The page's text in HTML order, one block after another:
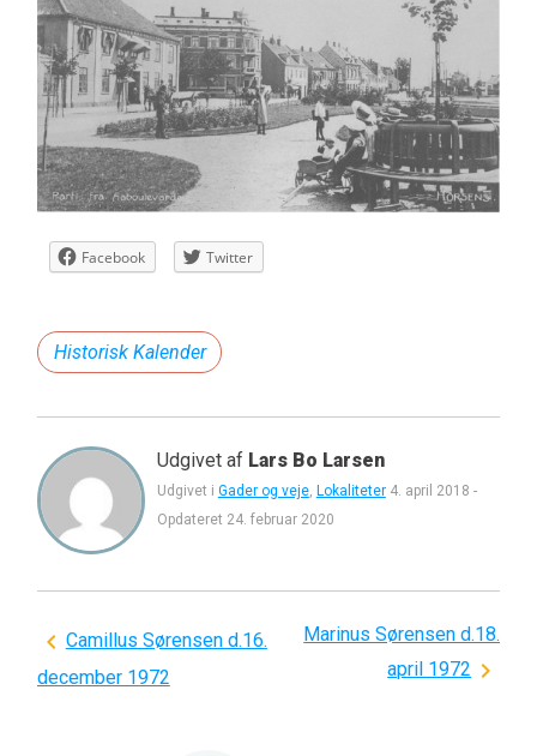
Facebook Twitter
Historisk Kalender
Udgivet af Lars Bo Larsen
Udgivet i Gader og veje, Lokaliteter 4. april 2018 -
Opdateret 24. februar 2020
Indlægsnavigation
Camillus Sørensen d.16.
december 1972
Marinus Sørensen d.18.
april 1972